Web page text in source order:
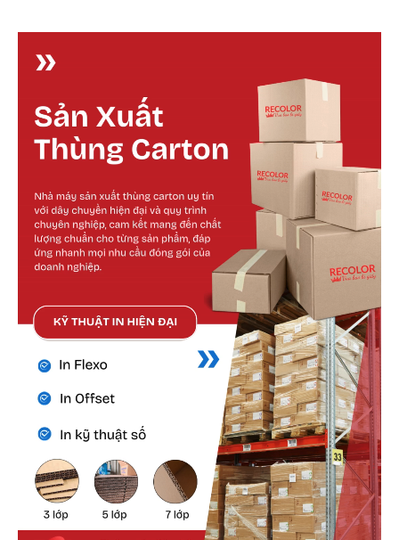
Quy cách in ấn:
nghiệp, hướng dẫn xử lý, mã vạch hoặc tem
nhãn. Phù hợp cho cả in flexo lẫn offset.
Cấu tạo thùng carton lớn 3 lớp sóng E47x36x36
Cấu tạo bên ngoài
Lớp giấy mặt ngoài được lựa chọn kỹ lưỡng,
đảm bảo độ dày, độ bền và khả năng chịu tác
động cơ học.
Màu sắc có thể tùy chỉnh nhưng thường ưu tiên
tone kraft vàng cổ điển hoặc kraft trắng để dễ
nhận diện.
Bề mặt nhám nhẹ giúp tăng độ bám dính với
keo, tránh tình trạng bong tróc trong vận
chuyển.
Bề ngoài cũng dễ vệ sinh, không dễ bám bẩn
hoặc thấm nước nếu xử lý chống ẩm.
Cấu tạo bên trong
Lớp giấy sóng là lớp quan trọng nhất giúp gia